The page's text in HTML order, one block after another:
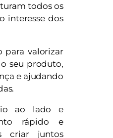
todos os
interesse dos
para valorizar
seu produto,
e ajudando
ao lado e
rápido e
criar juntos